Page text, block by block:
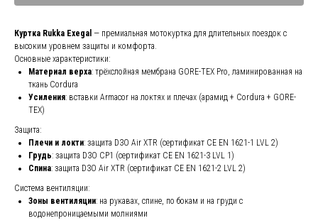
Куртка Rukka Exegal — премиальная мотокуртка для длительных поездок с
высоким уровнем защиты и комфорта.
Основные характеристики:
Материал верха: трёхслойная мембрана GORE-TEX Pro, ламинированная на
ткань Cordura
Усиления: вставки Armacor на локтях и плечах (арамид + Cordura + GORE-
TEX)
Защита:
Плечи и локти: защита D3O Air XTR (сертификат CE EN 1621-1 LVL 2)
Грудь: защита D3O CP1 (сертификат CE EN 1621-3 LVL 1)
Спина: защита D3O Air XTR (сертификат CE EN 1621-2 LVL 2)
Система вентиляции:
Зоны вентиляции: на рукавах, спине, по бокам и на груди с
водонепроницаемыми молниями